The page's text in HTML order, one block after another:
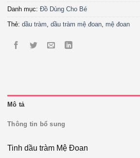
Danh mục: Đồ Dùng Cho Bé
Thẻ: dầu tràm dầu tràm mệ đoan mệ đoan
Mô tả
Thông tin bổ sung
Tinh dầu tràm Mệ Đoan